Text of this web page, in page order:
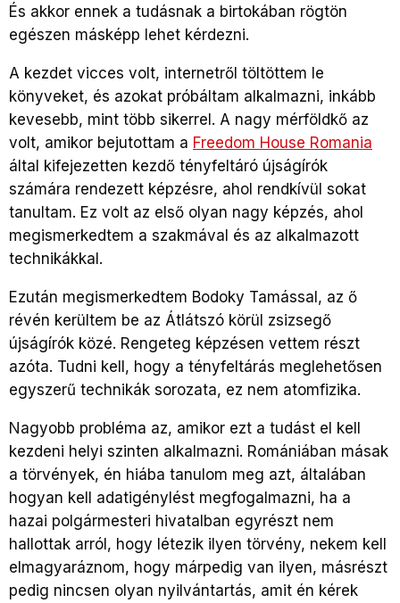
És akkor ennek a tudásnak a birtokában rögtön
egészen másképp lehet kérdezni.
A kezdet vicces volt, internetről töltöttem le
könyveket, és azokat próbáltam alkalmazni, inkább
kevesebb, mint több sikerrel. A nagy mérföldkő az
volt, amikor bejutottam a Freedom House Romania
által kifejezetten kezdő tényfeltáró újságírók
számára rendezett képzésre, ahol rendkívül sokat
tanultam. Ez volt az első olyan nagy képzés, ahol
megismerkedtem a szakmával és az alkalmazott
technikákkal.
Ezután megismerkedtem Bodoky Tamással, az ő
révén kerültem be az Átlátszó körül zsizsegő
újságírók közé. Rengeteg képzésen vettem részt
azóta. Tudni kell, hogy a tényfeltárás meglehetősen
egyszerű technikák sorozata, ez nem atomfizika.
Nagyobb probléma az, amikor ezt a tudást el kell
kezdeni helyi szinten alkalmazni. Romániában másak
a törvények, én hiába tanulom meg azt, általában
hogyan kell adatigénylést megfogalmazni, ha a
hazai polgármesteri hivatalban egyrészt nem
hallottak arról, hogy létezik ilyen törvény, nekem kell
elmagyaráznom, hogy márpedig van ilyen, másrészt
pedig nincsen olyan nyilvántartás, amit én kérek